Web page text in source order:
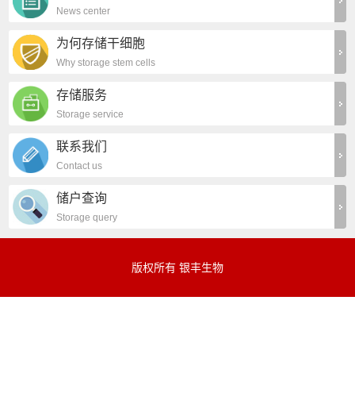
News center
为何存储干细胞
Why storage stem cells
存储服务
Storage service
联系我们
Contact us
储户查询
Storage query
版权所有 银丰生物